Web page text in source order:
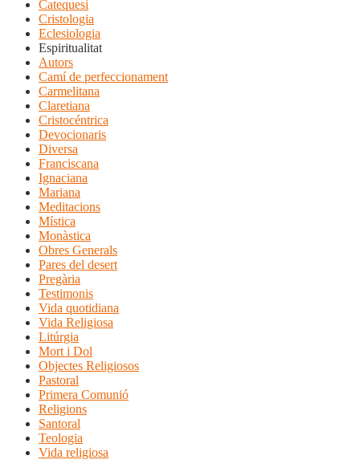
Catequesi
Cristologia
Eclesiologia
Espiritualitat
Autors
Camí de perfeccionament
Carmelitana
Claretiana
Cristocéntrica
Devocionaris
Diversa
Franciscana
Ignaciana
Mariana
Meditacions
Mística
Monàstica
Obres Generals
Pares del desert
Pregària
Testimonis
Vida quotidiana
Vida Religiosa
Litúrgia
Mort i Dol
Objectes Religiosos
Pastoral
Primera Comunió
Religions
Santoral
Teologia
Vida religiosa